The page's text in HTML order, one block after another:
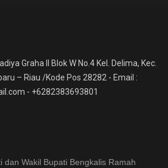
Graha II Blok W No.4 Kel. Delima, Kec.
– Riau /Kode Pos 28282 - Email :
- +6282383693801
dan Wakil Bupati Bengkalis Ramah